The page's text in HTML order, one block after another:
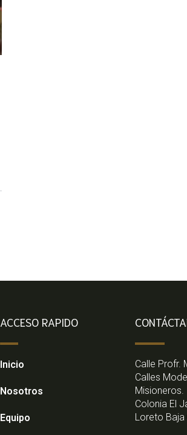
ACCESO RAPIDO
Inicio
Nosotros
Equipo
Calle Profr.
Calles
Misioneros.
Colonia El
Loreto Baja